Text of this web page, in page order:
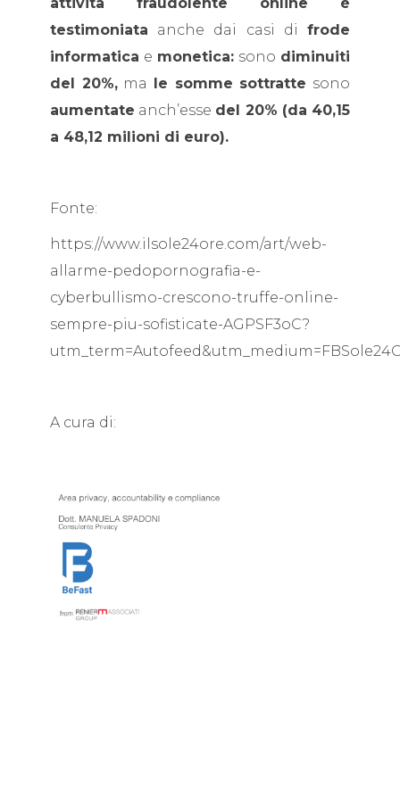
attività fraudolente online è
testimoniata anche dai casi di frode
informatica e monetica: sono diminuiti
del 20%,ma le somme sottratte sono
aumentate anch’esse del 20% (da 40,15
a 48,12 milioni di euro).
Fonte:
https://www.ilsole24ore.com/art/web-
allarme-pedopornografia-e-
cyberbullismo-crescono-truffe-online-
sempre-piu-sofisticate-AGPSF3oC?
A cura di: